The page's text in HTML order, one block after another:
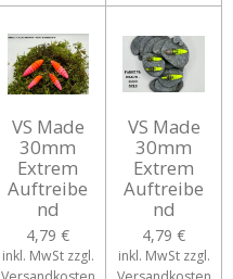
VS Made
30mm
Extrem
Auftreibe
nd
4,79 €
inkl. MwSt zzgl.
VS Made
30mm
Extrem
Auftreibe
nd
4,79 €
inkl. MwSt zzgl.